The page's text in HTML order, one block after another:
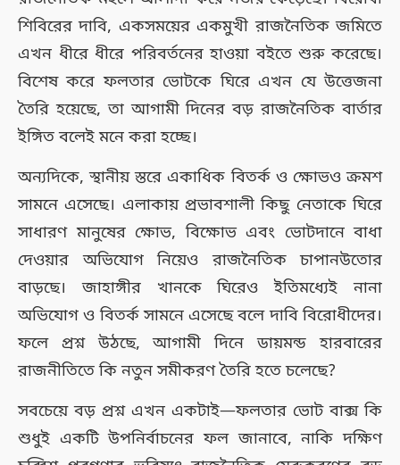
শিবিরের দাবি, একসময়ের একমুখী রাজনৈতিক জমিতে
এখন ধীরে ধীরে পরিবর্তনের হাওয়া বইতে শুরু করেছে।
বিশেষ করে ফলতার ভোটকে ঘিরে এখন যে উত্তেজনা
তৈরি হয়েছে, তা আগামী দিনের বড় রাজনৈতিক বার্তার
ইঙ্গিত বলেই মনে করা হচ্ছে।
অন্যদিকে, স্থানীয় স্তরে একাধিক বিতর্ক ও ক্ষোভও ক্রমশ
সামনে এসেছে। এলাকায় প্রভাবশালী কিছু নেতাকে ঘিরে
সাধারণ মানুষের ক্ষোভ, বিক্ষোভ এবং ভোটদানে বাধা
দেওয়ার অভিযোগ নিয়েও রাজনৈতিক চাপানউতোর
বাড়ছে। জাহাঙ্গীর খানকে ঘিরেও ইতিমধ্যেই নানা
অভিযোগ ও বিতর্ক সামনে এসেছে বলে দাবি বিরোধীদের।
ফলে প্রশ্ন উঠছে, আগামী দিনে ডায়মন্ড হারবারের
রাজনীতিতে কি নতুন সমীকরণ তৈরি হতে চলেছে?
সবচেয়ে বড় প্রশ্ন এখন একটাই—ফলতার ভোট বাক্স কি
শুধুই একটি উপনির্বাচনের ফল জানাবে, নাকি দক্ষিণ